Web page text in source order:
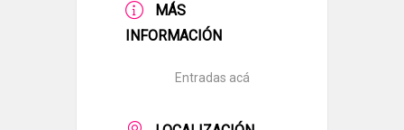
MÁS
INFORMACIÓN
Entradas acá